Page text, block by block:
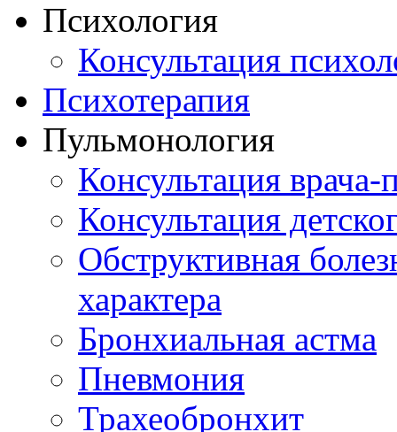
Психология
Консультация
Психотерапия
Пульмонология
Консультация врача-
Консультация
Обструктивная
характера
Бронхиальная астма
Пневмония
Трахеобронхит